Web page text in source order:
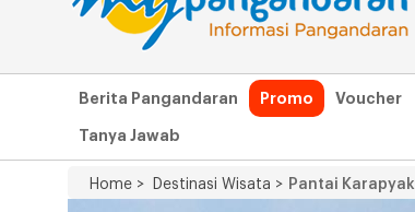
Berita Pangandaran Promo Voucher
Tanya Jawab
Home > Destinasi Wisata > Pantai Karapyak